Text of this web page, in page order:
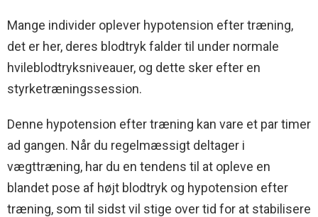
Mange individer oplever hypotension efter træning,
det er her, deres blodtryk falder til under normale
hvileblodtryksniveauer, og dette sker efter en
styrketræningssession.
Denne hypotension efter træning kan vare et par timer
ad gangen. Når du regelmæssigt deltager i
vægttræning, har du en tendens til at opleve en
blandet pose af højt blodtryk og hypotension efter
træning, som til sidst vil stige over tid for at stabilisere